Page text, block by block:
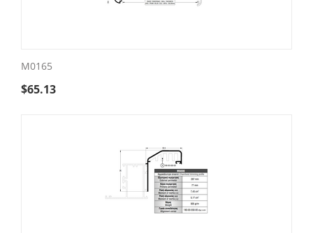
M0165
$65.13